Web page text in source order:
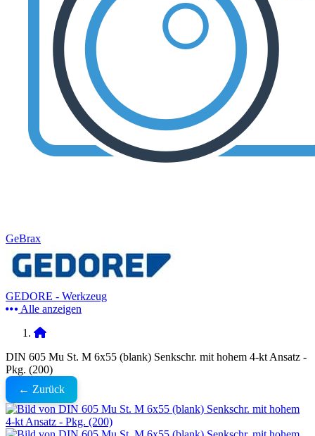
GeBrax
GEDORE - Werkzeug
Alle anzeigen
DIN 605 Mu St. M 6x55 (blank) Senkschr. mit hohem 4-kt Ansatz -
Pkg. (200)
← Zurück